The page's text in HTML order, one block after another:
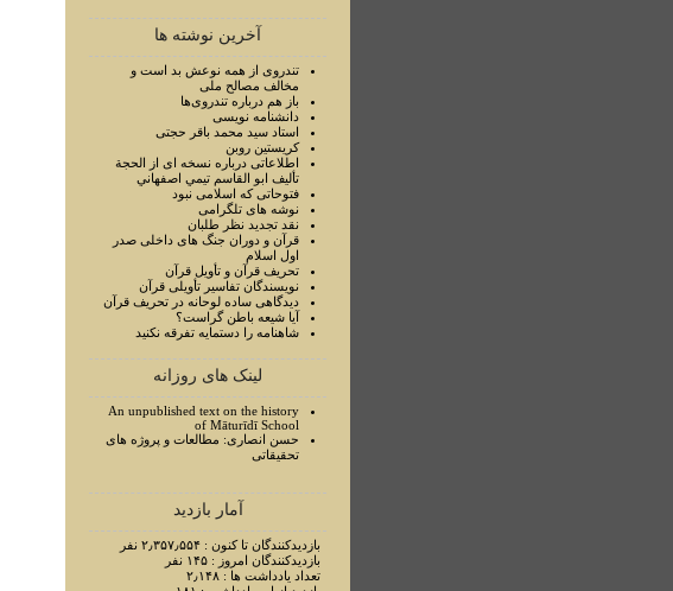
آخرین نوشته ها
تندروی از همه نوعش بد است و
مخالف مصالح ملی
باز هم درباره تندروی‌ها
دانشنامه نویسی
استاد سيد محمد باقر حجتی
کریستین روبن
اطلاعاتی درباره نسخه ای از الحجة
تأليف ابو القاسم تيمي اصفهاني
فتوحاتی که اسلامی نبود
نوشه های تلگرامی
نقد تجدید نظر طلبان
قرآن و دوران جنگ های داخلی صدر
اول اسلام
تحريف قرآن و تأويل قرآن
نويسندگان تفاسير تأويلی قرآن
ديدگاهی ساده لوحانه در تحريف قرآن
آيا شيعه باطن گراست؟
شاهنامه را دستمايه تفرقه نکنيد
لینک های روزانه
An unpublished text on the history
of Māturīdī School
حسن انصاری: مطالعات و پروژه های
تحقیقاتی
آمار بازدید
بازدیدکنندگان تا کنون : ۲٫۳۵۷٫۵۵۴ نفر
بازدیدکنندگان امروز : ۱۴۵ نفر
تعداد یادداشت ها : ۲٫۱۴۸